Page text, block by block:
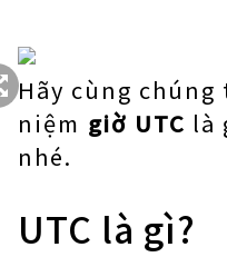
Hãy cùng
niệm giờ UTC là
nhé.
UTC là gì?